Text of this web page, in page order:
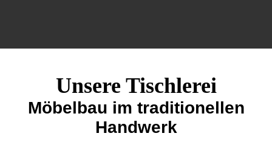
Unsere Tischlerei
Möbelbau im traditionellen
Handwerk